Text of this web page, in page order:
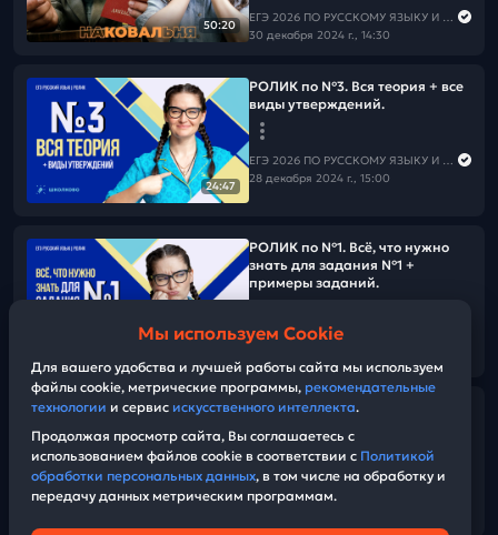
50:20
ЕГЭ 2026 ПО РУССКОМУ ЯЗЫКУ И МАТЕМАТИКЕ
30 декабря 2024 г., 14:30
24:47
РОЛИК по №3. Вся теория + все
виды утверждений.
ЕГЭ 2026 ПО РУССКОМУ ЯЗЫКУ И МАТЕМАТИКЕ
28 декабря 2024 г., 15:00
РОЛИК по №1. Всё, что нужно
знать для задания №1 +
примеры заданий.
Mario Lanza - Dicitencello Vuie
ЕГЭ 2026 ПО РУССКОМУ ЯЗЫКУ И МАТЕМАТИКЕ
19 декабря 2024 г., 17:10
Мы используем Cookie
Для вашего удобства и лучшей работы сайта мы используем
файлы cookie, метрические программы, рекомендательные
технологии и сервис искусственного интеллекта.
Продолжая просмотр сайта, Вы соглашаетесь с
использованием файлов cookie в соответствии с Политикой
обработки персональных данных, в том числе на обработку и
передачу данных метрическим программам.